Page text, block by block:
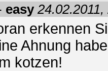
easy
erkennen
Ahnung
kotzen!